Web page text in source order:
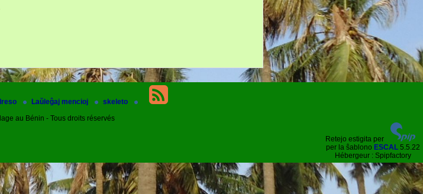
Laŭleĝaj mencioj
skeleto
au Bénin - Tous droits réservés
Retejo estigita per
per la ŝablono ESCAL5.5.22
Hébergeur : Spipfactory